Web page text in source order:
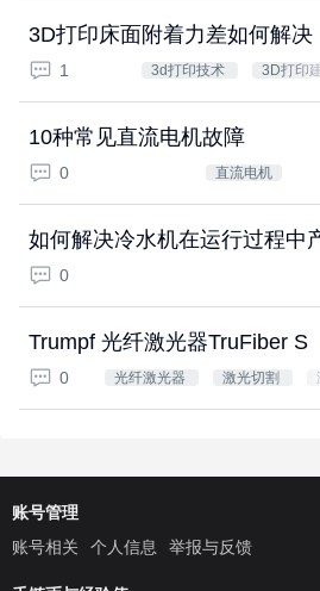
3D打印床面附着力差如何解决
1 3d打印技术 3D打印
10种常见直流电机故障
0 直流电机
如何解决冷水机在运行过程中
音问题
0
Trumpf 光纤激光器TruFiber S
0 光纤激光器 激光切割
账号管理
账号相关
个人信息 举报与反馈